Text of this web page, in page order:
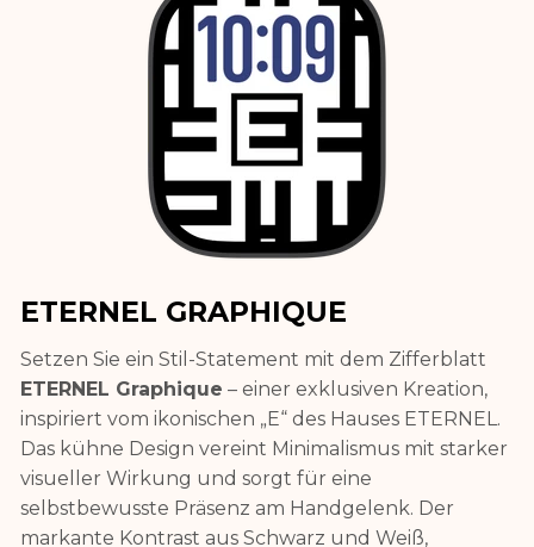
ETERNEL GRAPHIQUE
Setzen Sie ein Stil-Statement mit dem Zifferblatt
ETERNEL Graphique – einer exklusiven Kreation,
inspiriert vom ikonischen „E“ des Hauses ETERNEL.
Das kühne Design vereint Minimalismus mit starker
visueller Wirkung und sorgt für eine
selbstbewusste Präsenz am Handgelenk. Der
markante Kontrast aus Schwarz und Weiß,